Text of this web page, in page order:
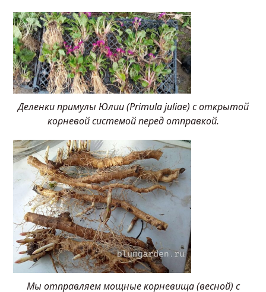
Деленки примулы Юлии (Primula juliae) с открытой
корневой системой перед отправкой.
Мы отправляем мощные корневища (весной) с